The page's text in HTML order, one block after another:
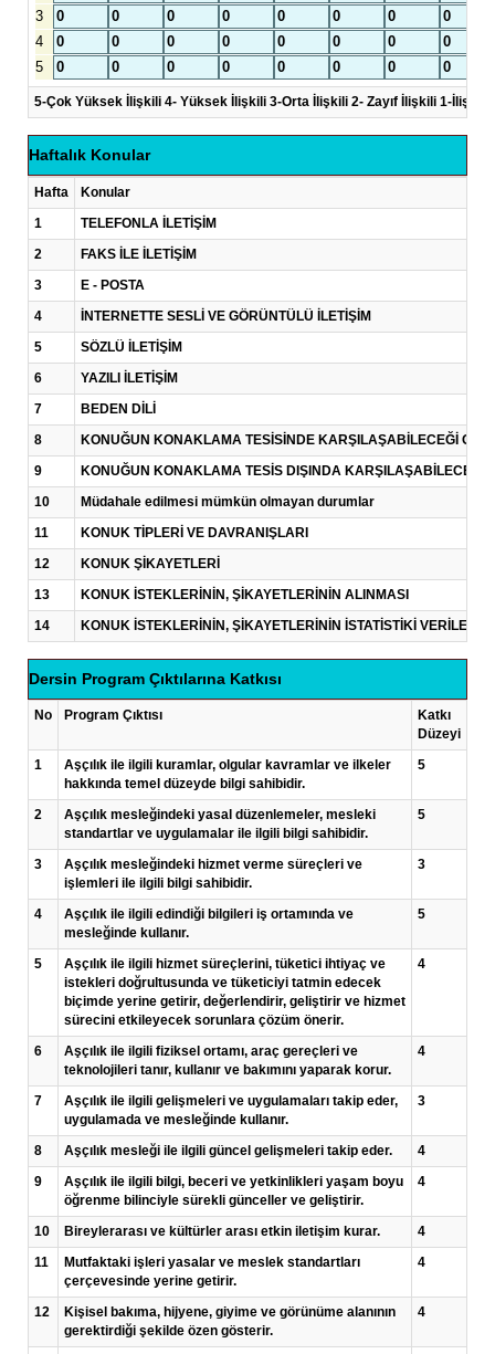
3
4
5
5-Çok Yüksek İlişkili 4- Yüksek İlişkili 3-Orta İlişkili 2- Zayıf İlişkili 1-
Haftalık Konular
Hafta
Konular
1
TELEFONLA İLETİŞİM
2
FAKS İLE İLETİŞİM
3
E - POSTA
4
İNTERNETTE SESLİ VE GÖRÜNTÜLÜ İLETİŞİM
5
SÖZLÜ İLETİŞİM
6
YAZILI İLETİŞİM
7
BEDEN DİLİ
8
KONUĞUN KONAKLAMA TESİSİNDE KARŞILAŞABİLECEĞİ
9
KONUĞUN KONAKLAMA TESİS DIŞINDA KARŞILAŞABİLECEĞİ
10
Müdahale edilmesi mümkün olmayan durumlar
11
KONUK TİPLERİ VE DAVRANIŞLARI
12
KONUK ŞİKAYETLERİ
13
KONUK İSTEKLERİNİN, ŞİKAYETLERİNİN ALINMASI
14
KONUK İSTEKLERİNİN, ŞİKAYETLERİNİN İSTATİSTİKİ
Dersin Program Çıktılarına Katkısı
No Program Çıktısı
Katkı
Düzeyi
1
Aşçılık ile ilgili kuramlar, olgular kavramlar ve ilkeler
hakkında temel düzeyde bilgi sahibidir.
5
2
Aşçılık mesleğindeki yasal düzenlemeler, mesleki
standartlar ve uygulamalar ile ilgili bilgi sahibidir.
5
3
Aşçılık mesleğindeki hizmet verme süreçleri ve
işlemleri ile ilgili bilgi sahibidir.
3
4
Aşçılık ile ilgili edindiği bilgileri iş ortamında ve
mesleğinde kullanır.
5
5
Aşçılık ile ilgili hizmet süreçlerini, tüketici ihtiyaç ve
istekleri doğrultusunda ve tüketiciyi tatmin edecek
biçimde yerine getirir, değerlendirir, geliştirir ve hizmet
sürecini etkileyecek sorunlara çözüm önerir.
4
6
Aşçılık ile ilgili fiziksel ortamı, araç gereçleri ve
teknolojileri tanır, kullanır ve bakımını yaparak korur.
4
7
Aşçılık ile ilgili gelişmeleri ve uygulamaları takip eder,
uygulamada ve mesleğinde kullanır.
3
8 Aşçılık mesleği ile ilgili güncel gelişmeleri takip eder.
4
9
Aşçılık ile ilgili bilgi, beceri ve yetkinlikleri yaşam boyu
öğrenme bilinciyle sürekli günceller ve geliştirir.
4
10 Bireylerarası ve kültürler arası etkin iletişim kurar.
4
11
Mutfaktaki işleri yasalar ve meslek standartları
çerçevesinde yerine getirir.
4
12
Kişisel bakıma, hijyene, giyime ve görünüme alanının
gerektirdiği şekilde özen gösterir.
4